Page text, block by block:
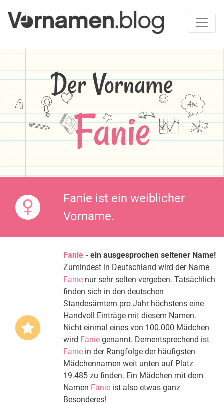
Der Vorname
Fanie
Fanie ist ein weiblicher
Vorname.
Fanie - ein ausgesprochen seltener Name!
Zumindest in Deutschland wird der Name
Fanie nur sehr selten vergeben. Tatsächlich
finden sich in den deutschen
Standesämtern pro Jahr höchstens eine
Handvoll Einträge mit diesem Namen.
Nicht einmal eines von 100.000 Mädchen
wird Fanie genannt. Dementsprechend ist
Fanie in der Rangfolge der häufigsten
Mädchennamen weit unten auf Platz
19.485 zu finden. Ein Mädchen mit dem
Namen Fanie ist also etwas ganz
Besonderes!